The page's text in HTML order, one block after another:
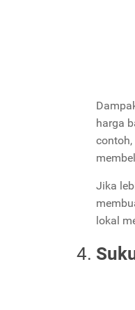
harga
Jika
lokal